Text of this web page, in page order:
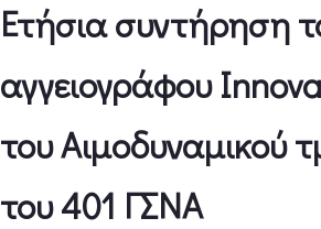
Ετήσια συντήρηση
αγγειογράφου
του Αιμοδυναμικού
του 401 ΓΣΝΑ